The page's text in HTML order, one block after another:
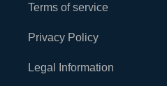
Terms of service
Privacy Policy
Legal Information